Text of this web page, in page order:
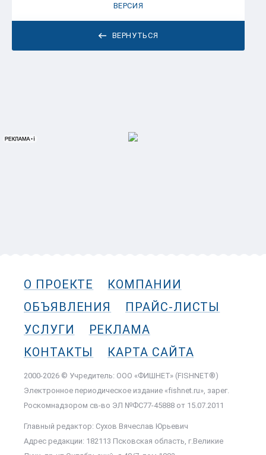
ВЕРНУТЬСЯ
ВЕРСИЯ
О ПРОЕКТЕ
КОМПАНИИ
ОБЪЯВЛЕНИЯ
ПРАЙС-ЛИСТЫ
УСЛУГИ
РЕКЛАМА
КОНТАКТЫ
КАРТА САЙТА
2000-2026 © Учредитель: ООО «ФИШНЕТ» (FISHNET®)
Электронное периодическое издание «fishnet.ru», зарег.
Роскомнадзором cв-во ЭЛ №ФС77-45888 от 15.07.2011
Главный редактор: Сухов Вячеслав Юрьевич
Адрес редакции: 182113 Псковская область, г.Великие